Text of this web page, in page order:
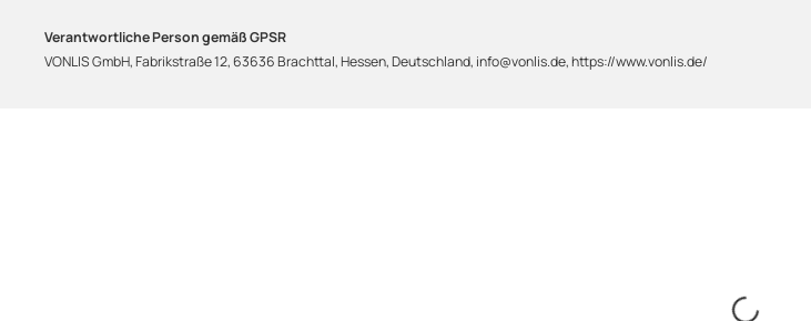
Verantwortliche Person gemäß GPSR
VONLIS GmbH, Fabrikstraße 12, 63636 Brachttal, Hessen, Deutschland, info@vonlis.de, https://www.vonlis.de/